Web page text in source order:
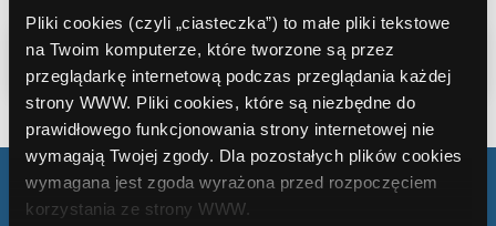
Pliki cookies (czyli „ciasteczka”) to małe pliki tekstowe
na Twoim komputerze, które tworzone są przez
przeglądarkę internetową podczas przeglądania każdej
strony WWW. Pliki cookies, które są niezbędne do
prawidłowego funkcjonowania strony internetowej nie
wymagają Twojej zgody. Dla pozostałych plików cookies
wymagana jest zgoda wyrażona przed rozpoczęciem
korzystania ze strony WWW.